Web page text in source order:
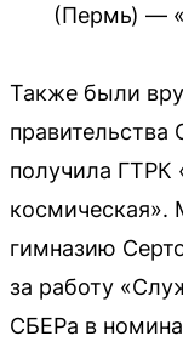
(Пермь) —
Также были
правительства
получила ГТРК
гимназию
за работу
СБЕРа в